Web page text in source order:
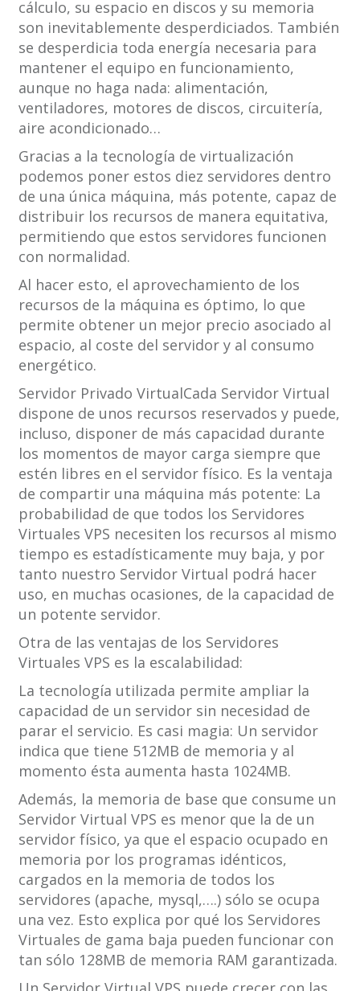
cálculo, su espacio en discos y su memoria
son inevitablemente desperdiciados. También
se desperdicia toda energía necesaria para
mantener el equipo en funcionamiento,
aunque no haga nada: alimentación,
ventiladores, motores de discos, circuitería,
aire acondicionado…
Gracias a la tecnología de virtualización
podemos poner estos diez servidores dentro
de una única máquina, más potente, capaz de
distribuir los recursos de manera equitativa,
permitiendo que estos servidores funcionen
con normalidad.
Al hacer esto, el aprovechamiento de los
recursos de la máquina es óptimo, lo que
permite obtener un mejor precio asociado al
espacio, al coste del servidor y al consumo
energético.
Servidor Privado VirtualCada Servidor Virtual
dispone de unos recursos reservados y puede,
incluso, disponer de más capacidad durante
los momentos de mayor carga siempre que
estén libres en el servidor físico. Es la ventaja
de compartir una máquina más potente: La
probabilidad de que todos los Servidores
Virtuales VPS necesiten los recursos al mismo
tiempo es estadísticamente muy baja, y por
tanto nuestro Servidor Virtual podrá hacer
uso, en muchas ocasiones, de la capacidad de
un potente servidor.
Otra de las ventajas de los Servidores
Virtuales VPS es la escalabilidad:
La tecnología utilizada permite ampliar la
capacidad de un servidor sin necesidad de
parar el servicio. Es casi magia: Un servidor
indica que tiene 512MB de memoria y al
momento ésta aumenta hasta 1024MB.
Además, la memoria de base que consume un
Servidor Virtual VPS es menor que la de un
servidor físico, ya que el espacio ocupado en
memoria por los programas idénticos,
cargados en la memoria de todos los
servidores (apache, mysql,….) sólo se ocupa
una vez. Esto explica por qué los Servidores
Virtuales de gama baja pueden funcionar con
tan sólo 128MB de memoria RAM garantizada.